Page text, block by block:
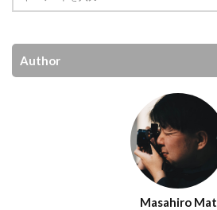
Author
Masahiro Mat